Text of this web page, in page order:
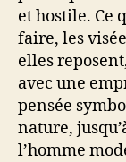
et hostile. Ce
faire, les
elles
avec une
pensée
nature,
l’homme